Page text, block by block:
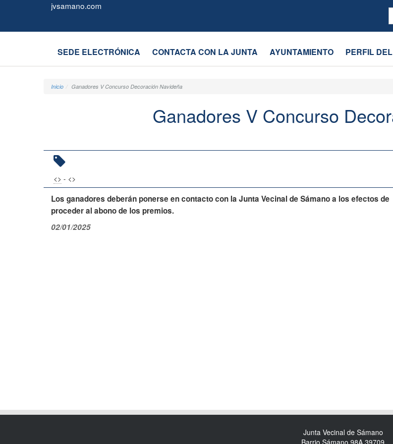
Juntas
Vecinales
de
Castro-
Urdiales
jvsamano.com
SEDE ELECTRÓNICA CONTACTA CON LA JUNTA AYUNTAMIENTO PERFIL
Inicio Ganadores V Concurso Decoración Navideña
Ganadores V Concurso
<> - <>
Los ganadores deberán ponerse en contacto con la Junta Vecinal de Sámano a los efectos de
proceder al abono de los premios.
02/01/2025
Junta Vecinal de Sámano